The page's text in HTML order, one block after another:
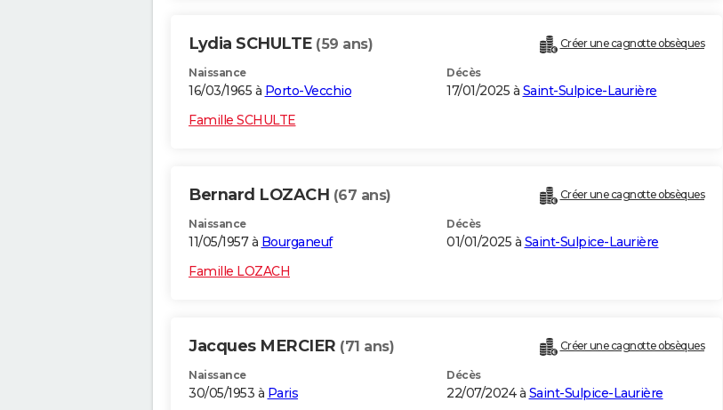
Lydia SCHULTE (59 ans) Créer une cagnotte obsèques
Naissance
16/03/1965 à Porto-Vecchio
Décès
17/01/2025 à Saint-Sulpice-Laurière
Famille SCHULTE
Bernard LOZACH (67 ans) Créer une cagnotte obsèques
Naissance
11/05/1957 à Bourganeuf
Décès
01/01/2025 à Saint-Sulpice-Laurière
Famille LOZACH
Jacques MERCIER (71 ans) Créer une cagnotte obsèques
Naissance
30/05/1953 à Paris
Décès
22/07/2024 à Saint-Sulpice-Laurière